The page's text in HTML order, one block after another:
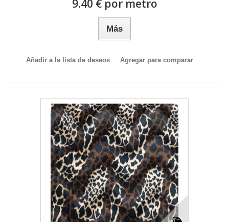
9.40 € por metro
Más
Añadir a la lista de deseos Agregar para comparar